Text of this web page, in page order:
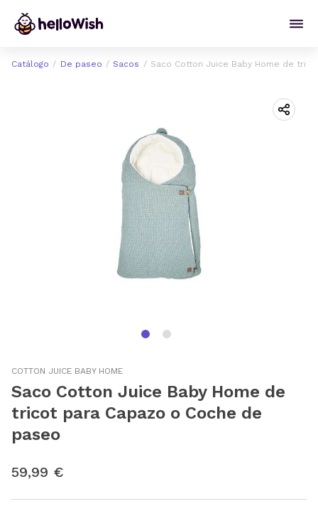
Catálogo De paseo Sacos Saco Cotton Juice Baby Home de
COTTON JUICE BABY HOME
Saco Cotton Juice Baby Home de
tricot para Capazo o Coche de
paseo
59,99 €